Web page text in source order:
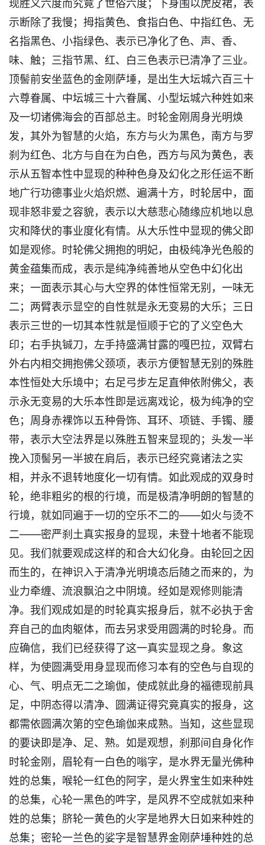
现胜义六度而究竟了世俗六度；下身围以虎皮裙，表
示断除了我慢；拇指黄色、食指白色、中指红色、无
名指黑色、小指绿色、表示已净化了色、声、香、
味、触；三指节黑、红、白三色表示已清净了三业。
顶髻前安坐蓝色的金刚萨埵，是出生大坛城六百三十
六尊眷属、中坛城三十六眷属、小型坛城六种姓如来
及一切诸佛海会的百部总主。时轮金刚周身光明焕
发，其外为智慧的火焰，东方与火为黑色，南方与罗
刹为红色、北方与自在为白色，西方与风为黄色，表
示从五智本性中显现的种种色身及幻化之形任运不断
地广行功德事业火焰炽燃、遍满十方，时轮居中，面
现非怒非爱之容貌，表示以大慈悲心随缘应机地以息
灾和降伏的事业度化有情。从大乐性中显现的佛父即
如是观修。时轮佛父拥抱的明妃，由极纯净光色般的
黄金蕴集而成，表示是纯净纯善地从空色中幻化出
来；一面表示其心与大空界的体性恒常无别，一味无
二；两臂表示显空的自性就是永无变易的大乐；三日
表示三世的一切其本性就是恒顺于它的了义空色大
印；右手执铖刀，左手持盛满甘露的嘎巴拉，双臂右
外右内相交拥抱佛父颈项，表示方便智慧无别的殊胜
本性恒处大乐境中；右足弓步左足直伸依附佛父，表
示永无变易的大乐本性即是远离戏论，极为纯净的空
色；周身赤裸饰以五种骨饰、耳环、项链、手镯、腰
带，表示大空法界是以殊胜五智来显现的；头发一半
挽入顶髻另一半披在肩后，表示已经究竟诸法之实
相，并永不退转地度化一切有情。如此观成的双身时
轮，绝非粗劣的根的行境，而是极清净明朗的智慧的
行境，就如同遍于一切的空乐不二的——如火与烫不
二——密严刹土真实报身的显现，未登十地者不能现
见。我们就要观成这样的和合大幻化身。由轮回之因
而生的，在神识入于清净光明境态后随之而来的，为
业力牵缠、流浪飘泊之中阴境。经如是观修则能清
净。我们观成如是的时轮真实报身后，就不必执于舍
弃自己的血肉躯体，而去另求受用圆满的时轮身。而
应确信，我们已经获得了这一真实显现之身。象这
样，为使圆满受用身显现而修习本有的空色与自现的
心、气、明点无二之瑜伽，使成就此身的福德现前具
足，中阴态得以清净、圆满证得究竟真实的报身，这
都需依圆满次第的空色瑜伽来成熟。当知，这些显现
的要诀即是净、足、熟。如是观想，刹那间自身化作
时轮金刚，眉轮有一白色的嗡字，是水界无量光佛种
姓的总集，喉轮一红色的阿字，是火界宝生如来种姓
的总集，心轮一黑色的吽字，是风界不空成就如来种
姓的总集；脐轮一黄色的火字是地界大日如来种姓的
总集；密轮一兰色的娑字是智慧界金刚萨埵种姓的总